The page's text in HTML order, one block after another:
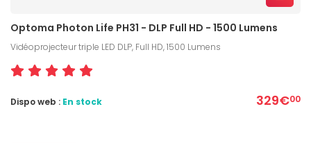
Optoma Photon Life PH31 - DLP Full HD - 1500 Lumens
Vidéoprojecteur triple LED DLP, Full HD, 1500 Lumens
329€00
Dispo web : En stock